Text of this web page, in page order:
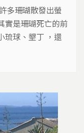
多珊瑚散發出螢
實是珊瑚死亡的前
琉球、墾丁 ，還
無一倖免。 台
事件，到底發生